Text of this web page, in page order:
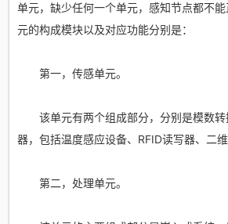
单元，缺少任何一个单元，感知节点都不
元的构成模块以及对应功能分别是：
第一，传感单元。
该单元有两个组成部分，分别是模数转
器，包括温度感应设备、RFID读写器、二维
第二，处理单元。